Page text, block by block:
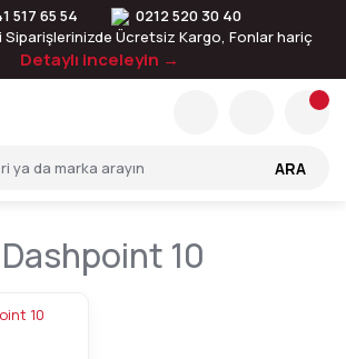
517 65 54
0212 520 30 40
Siparişlerinizde Ücretsiz Kargo, Fonlar hariç
Detaylı inceleyin →
ARA
10